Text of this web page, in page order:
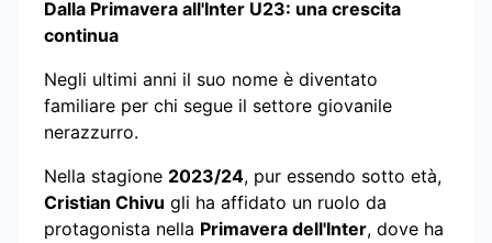
Dalla Primavera all'Inter U23: una crescita
continua
Negli ultimi anni il suo nome è diventato
familiare per chi segue il settore giovanile
nerazzurro.
Nella stagione 2023/24, pur essendo sotto età,
Cristian Chivu gli ha affidato un ruolo da
protagonista nella Primavera dell'Inter, dove ha